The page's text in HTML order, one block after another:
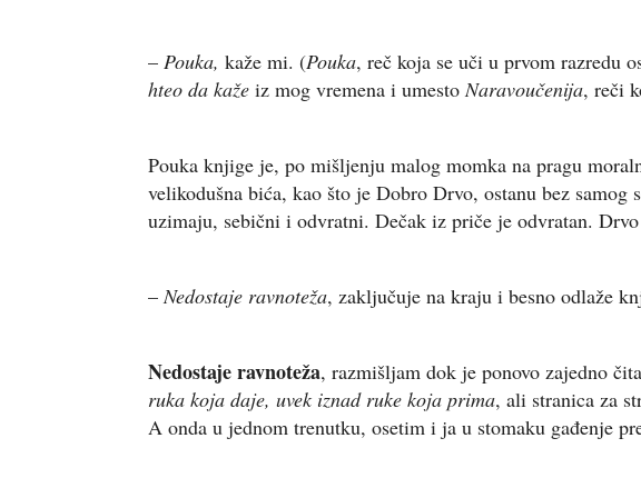
– Pouka, kaže mi. (Pouka, reč koja se uči u prvom razredu
hteo da kaže iz mog vremena i umesto Naravoučenija, reči
Pouka knjige je, po mišljenju malog momka na pragu
velikodušna bića, kao što je Dobro Drvo, ostanu bez samog
uzimaju, sebični i odvratni. Dečak iz priče je odvratan.
–Nedostaje ravnoteža, zaključuje na kraju i besno odlaže
Nedostaje ravnoteža, razmišljam dok je ponovo zajedno
ruka koja daje, uvek iznad ruke koja prima, ali stranica za
A onda u jednom trenutku, osetim i ja u stomaku gađenje